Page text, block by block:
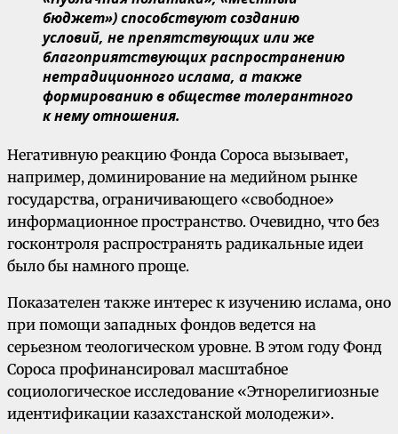
бюджет») способствуют созданию
условий, не препятствующих или же
благоприятствующих распространению
нетрадиционного ислама, а также
формированию в обществе толерантного
к нему отношения.
Негативную реакцию Фонда Сороса вызывает,
например, доминирование на медийном рынке
государства, ограничивающего «свободное»
информационное пространство. Очевидно, что без
госконтроля распространять радикальные идеи
было бы намного проще.
Показателен также интерес к изучению ислама, оно
при помощи западных фондов ведется на
серьезном теологическом уровне. В этом году Фонд
Сороса профинансировал масштабное
социологическое исследование «Этнорелигиозные
идентификации казахстанской молодежи».